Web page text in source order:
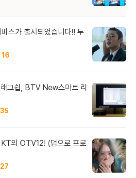
스가 출시되었습니다!! 두
16
그쉽, BTV New스마트 리
35
의 OTV12! (덤으로 프로
27